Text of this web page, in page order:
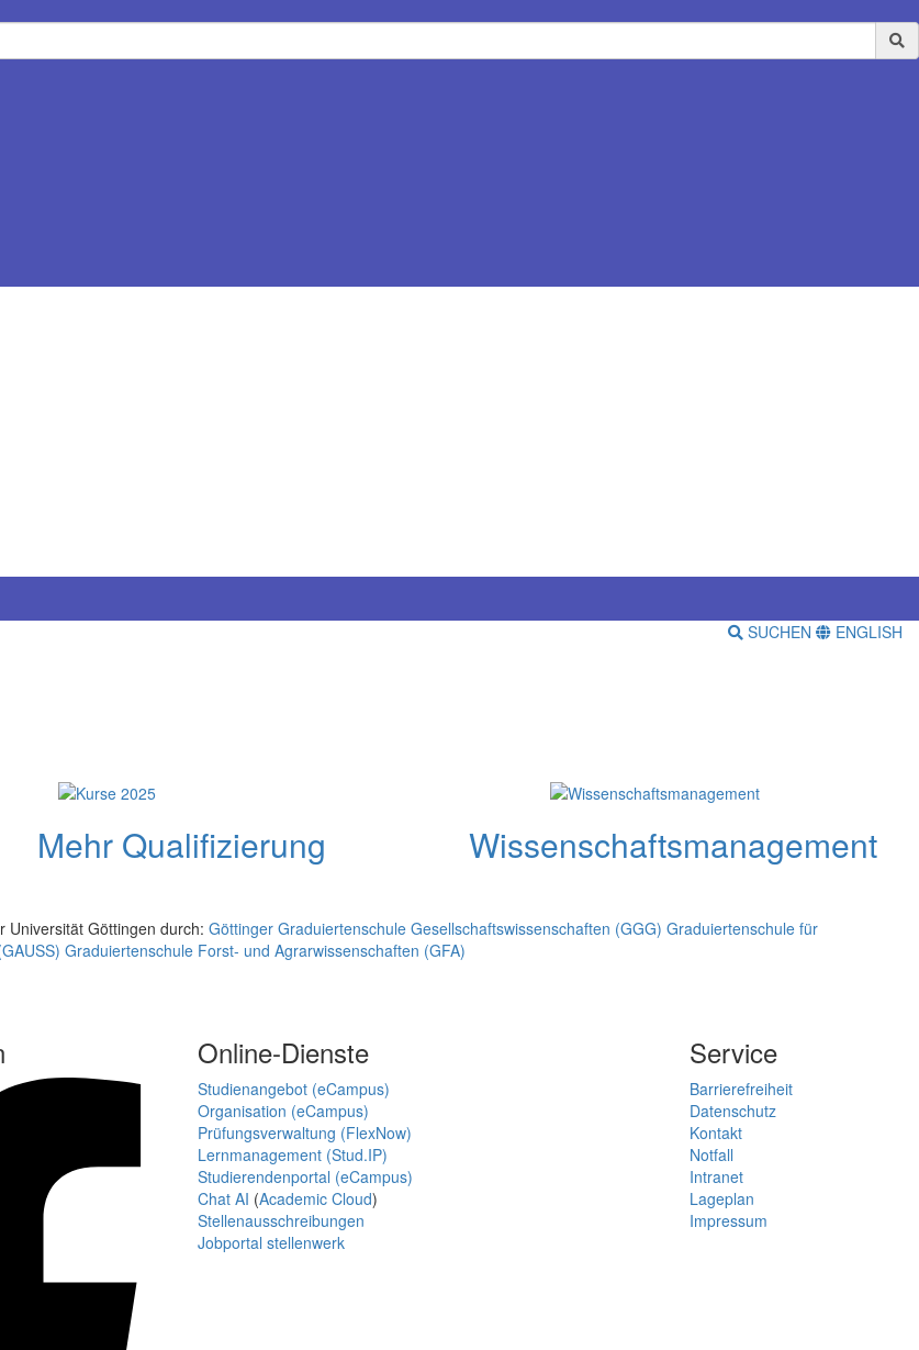
SUCHEN ENGLISH
Mehr Qualifizierung Wissenschaftsmanagement
Universität Göttingen durch: Göttinger Graduiertenschule Gesellschaftswissenschaften (GGG) Graduiertenschule für
Graduiertenschule Forst- und Agrarwissenschaften (GFA)
Online-Dienste
Studienangebot (eCampus)
Organisation (eCampus)
Prüfungsverwaltung (FlexNow)
Lernmanagement (Stud.IP)
Studierendenportal (eCampus)
Chat AI (Academic Cloud)
Stellenausschreibungen
Jobportal stellenwerk
Service
Barrierefreiheit
Datenschutz
Kontakt
Notfall
Intranet
Lageplan
Impressum